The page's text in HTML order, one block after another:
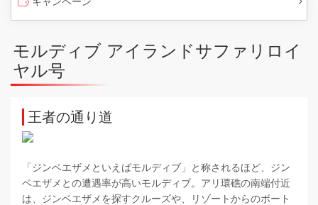
モルディブ アイランドサファリロイ
ヤル号
王者の通り道
「ジンベエザメといえばモルディブ」と称されるほど、ジン
ベエザメとの遭遇率が高いモルディブ。アリ環礁の南端付近
は、ジンベエザメを探すクルーズや、リゾートからのボート